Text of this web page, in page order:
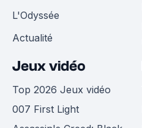
L'Odyssée
Actualité
Jeux vidéo
Top 2026 Jeux vidéo
007 First Light